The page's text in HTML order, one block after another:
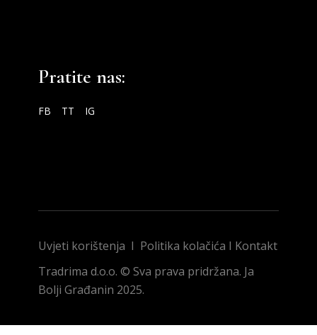
Pratite nas:
FB TT IG
Uvjeti korištenja I Politika kolačića I Kontakt
Tradrima d.o.o. © Sva prava pridržana. Ja
Bolji Građanin 2025.